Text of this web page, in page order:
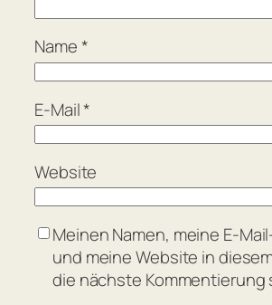
Name*
E-Mail*
Website
Meinen Namen, meine E-
und meine Website in
die nächste Kommentierung